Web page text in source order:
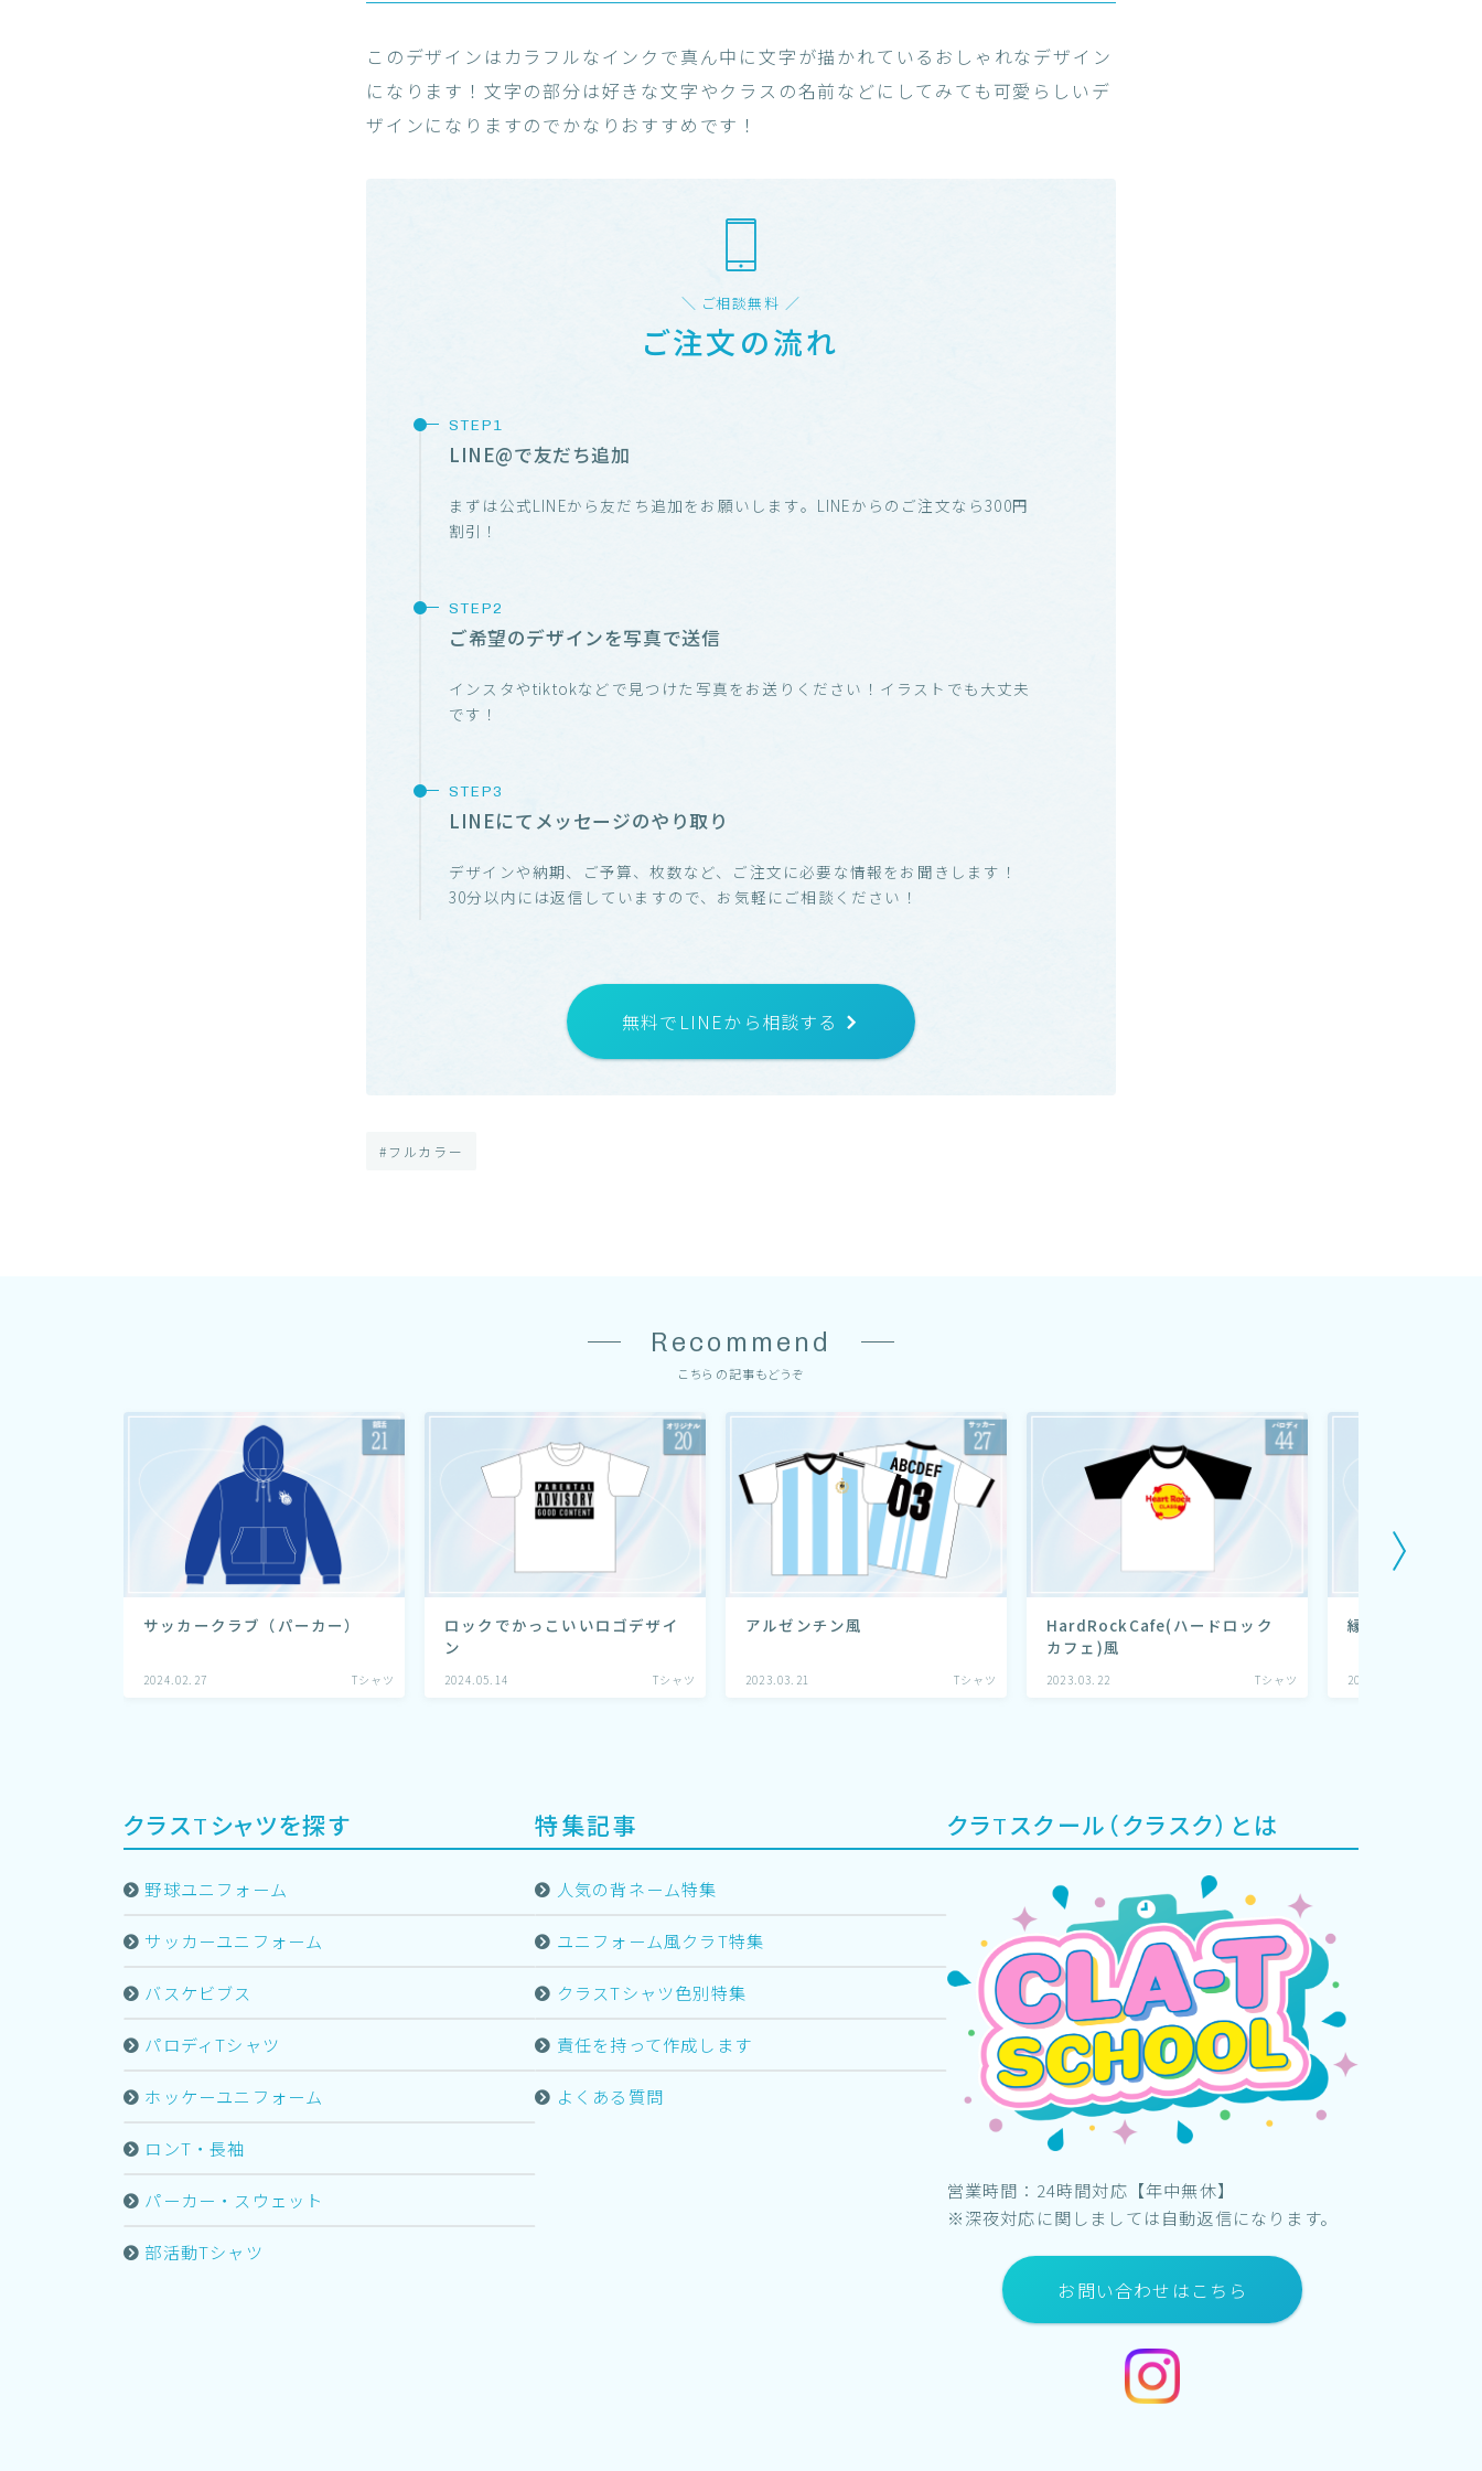
このデザインはカラフルなインクで真ん中に文字が描かれているおしゃれなデザイン
になります！文字の部分は好きな文字やクラスの名前などにしてみても可愛らしいデ
ザインになりますのでかなりおすすめです！
＼ ご相談無料 ／
ご注文の流れ
LINE@で友だち追加
まずは公式LINEから友だち追加をお願いします。LINEからのご注文なら300円
割引！
ご希望のデザインを写真で送信
インスタやtiktokなどで見つけた写真をお送りください！イラストでも大丈夫
です！
LINEにてメッセージのやり取り
デザインや納期、ご予算、枚数など、ご注文に必要な情報をお聞きします！
30分以内には返信していますので、お気軽にご相談ください！
無料でLINEから相談する
#フルカラー
Recommend
こちらの記事もどうぞ
サッカークラブ（パーカー）
2024.02.27 Tシャツ
ロックでかっこいいロゴデザイ
ン
2024.05.14 Tシャツ
アルゼンチン風
2023.03.21 Tシャツ
HardRockCafe(ハードロック
カフェ)風
2023.03.22 Tシャツ
縁取り文字デザ
2024.06.03
クラスTシャツを探す
野球ユニフォーム
サッカーユニフォーム
バスケビブス
パロディTシャツ
ホッケーユニフォーム
ロンT・長袖
パーカー・スウェット
部活動Tシャツ
特集記事
人気の背ネーム特集
ユニフォーム風クラT特集
クラスTシャツ色別特集
責任を持って作成します
よくある質問
クラTスクール（クラスク）とは
営業時間：24時間対応【年中無休】
※深夜対応に関しましては自動返信になります。
お問い合わせはこちら